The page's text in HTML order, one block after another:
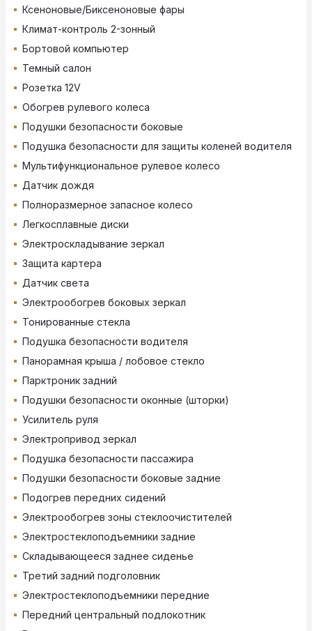
Ксеноновые/Биксеноновые фары
Климат-контроль 2-зонный
Бортовой компьютер
Темный салон
Розетка 12V
Обогрев рулевого колеса
Подушки безопасности боковые
Подушка безопасности для защиты коленей водителя
Мультифункциональное рулевое колесо
Датчик дождя
Полноразмерное запасное колесо
Легкосплавные диски
Электроскладывание зеркал
Защита картера
Датчик света
Электрообогрев боковых зеркал
Тонированные стекла
Подушка безопасности водителя
Панорамная крыша / лобовое стекло
Парктроник задний
Подушки безопасности оконные (шторки)
Усилитель руля
Электропривод зеркал
Подушка безопасности пассажира
Подушки безопасности боковые задние
Подогрев передних сидений
Электрообогрев зоны стеклоочистителей
Электростеклоподъемники задние
Складывающееся заднее сиденье
Третий задний подголовник
Электростеклоподъемники передние
Передний центральный подлокотник